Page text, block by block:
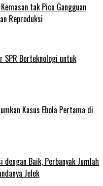
tak Picu Gangguan
Reproduksi
SPR Berteknologi untuk
Kasus Ebola Pertama di
Baik, Perbanyak Jumlah
Jelek